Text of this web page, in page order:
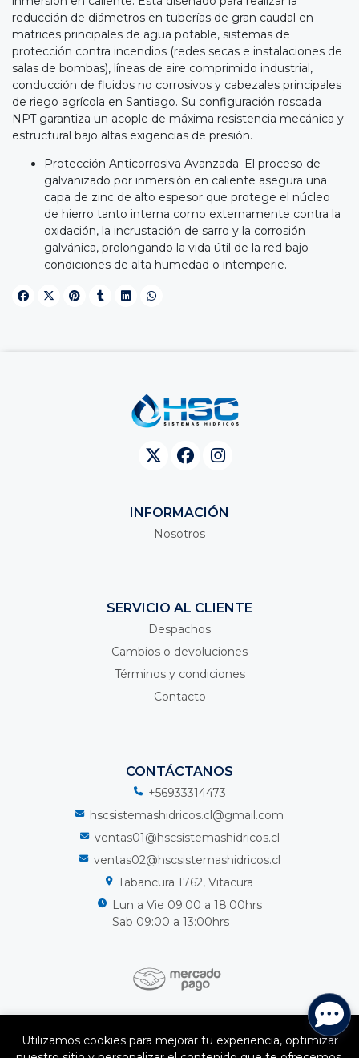
reducción de diámetros en tuberías de gran caudal en
matrices principales de agua potable, sistemas de
protección contra incendios (redes secas e instalaciones de
salas de bombas), líneas de aire comprimido industrial,
conducción de fluidos no corrosivos y cabezales principales
de riego agrícola en Santiago. Su configuración roscada
NPT garantiza un acople de máxima resistencia mecánica y
estructural bajo altas exigencias de presión.
Protección Anticorrosiva Avanzada: El proceso de
galvanizado por inmersión en caliente asegura una
capa de zinc de alto espesor que protege el núcleo
de hierro tanto interna como externamente contra la
oxidación, la incrustación de sarro y la corrosión
galvánica, prolongando la vida útil de la red bajo
condiciones de alta humedad o intemperie.
INFORMACIÓN
Nosotros
SERVICIO AL CLIENTE
Despachos
Cambios o devoluciones
Términos y condiciones
Contacto
CONTÁCTANOS
+56933314473
hscsistemashidricos.cl@gmail.com
ventas01@hscsistemashidricos.cl
ventas02@hscsistemashidricos.cl
Tabancura 1762, Vitacura
Lun a Vie 09:00 a 18:00hrs
Sab 09:00 a 13:00hrs
HSC Sistemas Hidricos Spa © 2026
¿Te gusta mi tienda? Yo vendo conBsale
Utilizamos cookies para mejorar tu experiencia, optimizar